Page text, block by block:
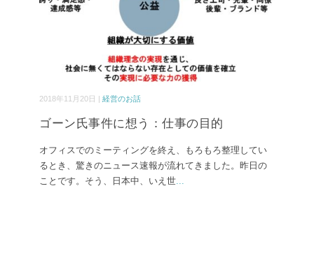
2018年11月20日 | 経営のお話
ゴーン氏事件に想う：仕事の目的
オフィスでのミーティングを終え、もろもろ整理してい
るとき、驚きのニュース速報が流れてきました。昨日の
ことです。そう、日本中、いえ世...